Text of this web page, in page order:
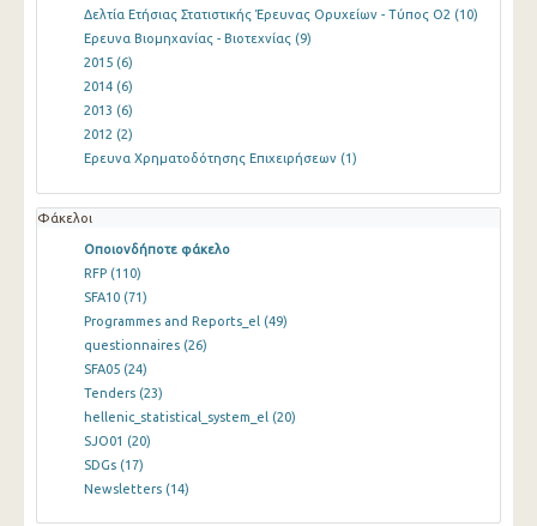
Δελτία Ετήσιας Στατιστικής Έρευνας Ορυχείων - Τύπος Ο2 (10)
Ερευνα Βιομηχανίας - Βιοτεχνίας (9)
2015 (6)
2014 (6)
2013 (6)
2012 (2)
Ερευνα Χρηματοδότησης Επιχειρήσεων (1)
Φάκελοι
Οποιονδήποτε φάκελο
RFP (110)
SFA10 (71)
Programmes and Reports_el (49)
questionnaires (26)
SFA05 (24)
Tenders (23)
hellenic_statistical_system_el (20)
SJO01 (20)
SDGs (17)
Newsletters (14)